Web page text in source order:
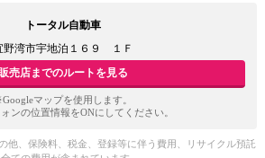
トータル自動車
野湾市宇地泊１６９ １Ｆ
売店までのルートを見る
マップを使用します。
ンの位置情報をONにしてください。
他、保険料、税金、登録等に伴う費用、リサイクル預託